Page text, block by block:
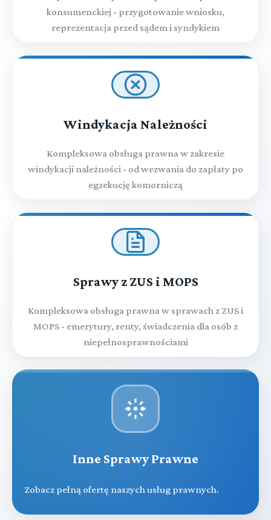
konsumenckiej - przygotowanie wniosku,
reprezentacja przed sądem i syndykiem
Windykacja Należności
Kompleksowa obsługa prawna w zakresie
windykacji należności - od wezwania do zapłaty po
egzekucję komorniczą
Sprawy z ZUS i MOPS
Kompleksowa obsługa prawna w sprawach z ZUS i
MOPS - emerytury, renty, świadczenia dla osób z
niepełnosprawnościami
Inne Sprawy Prawne
Zobacz pełną ofertę naszych usług prawnych.